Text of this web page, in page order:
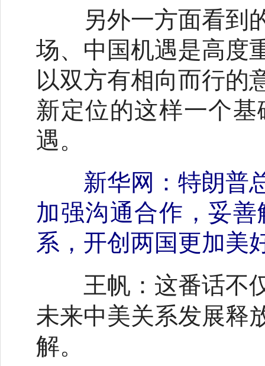
另外一方面看到的
场、中国机遇是高度
以双方有相向而行的
新定位的这样一个
遇。
新华网：特朗普
加强沟通合作，妥
系，开创两国更加美
王帆： 这番话不
未来中美关系发展释
解。